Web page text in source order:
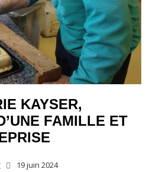
O
I
R
E
Milcent,
Biographe
KAYSER,
FAMILLE ET
19 juin 2024